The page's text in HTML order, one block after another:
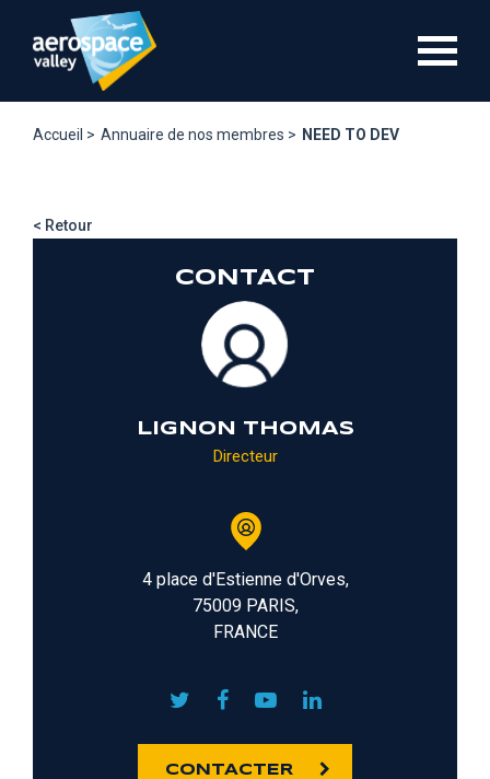
contenu
Accueil > Annuaire de nos membres > NEED TO DEV
< Retour
CONTACT
LIGNON THOMAS
Directeur
4 place d'Estienne d'Orves,
75009 PARIS,
FRANCE
CONTACTER